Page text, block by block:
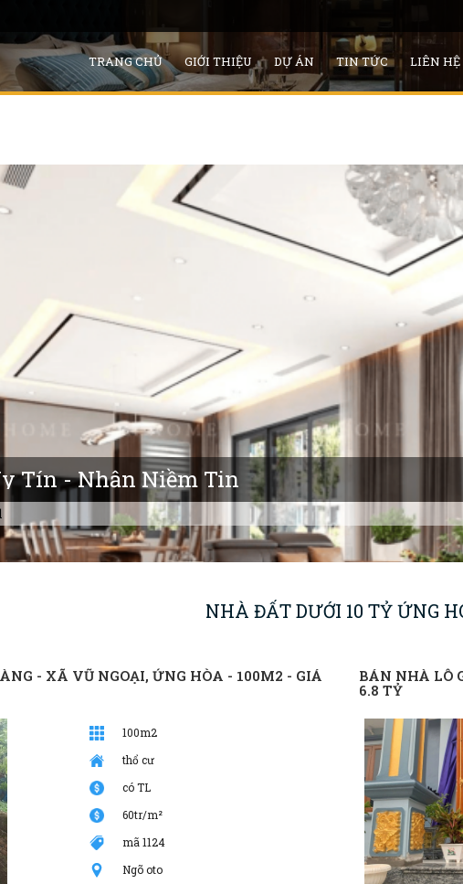
TRANG CHỦ GIỚI THIỆU DỰ ÁN TIN TỨC LIÊN HỆ
Tín - Nhận Niềm Tin
NHÀ ĐẤT DƯỚI 10 TỶ ỨNG
- XÃ VŨ NGOẠI, ỨNG HÒA - 100M2 - GIÁ
100m2
thổ cư
có TL
60tr/m²
mã 1124
Ngõ oto
BÁN NHÀ LÔ
6.8 TỶ